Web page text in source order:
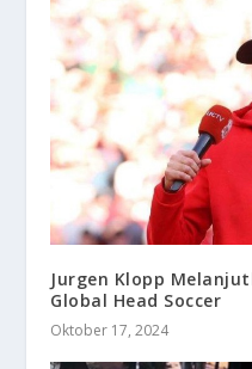
Jurgen Klopp
Global Head Soccer
Oktober 17, 2024